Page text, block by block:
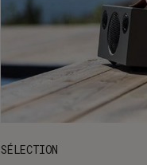
SÉLECTION